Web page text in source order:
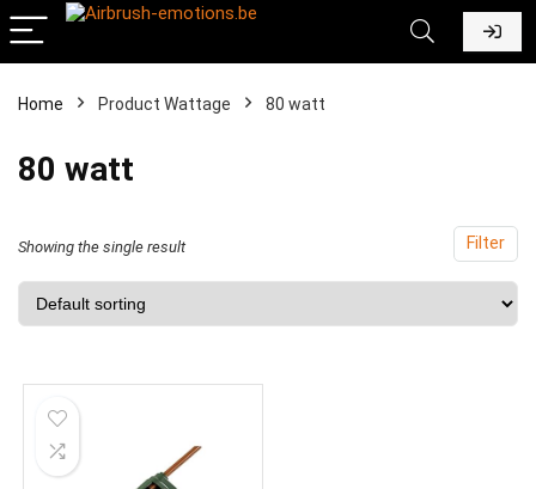
Home Product Wattage ‎80 watt
‎80 watt
Filter
Showing the single result